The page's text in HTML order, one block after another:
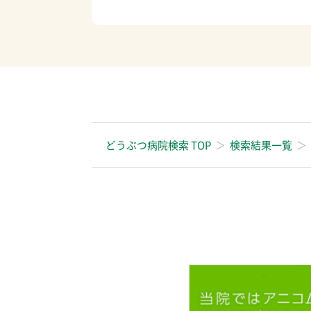
どうぶつ病院検索 TOP 検索結果一覧